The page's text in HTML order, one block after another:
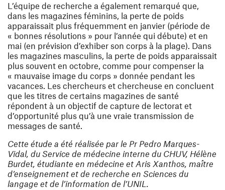
L’équipe de recherche a également remarqué que,
dans les magazines féminins, la perte de poids
apparaissait plus fréquemment en janvier (période de
« bonnes résolutions » pour l’année qui débute) et en
mai (en prévision d’exhiber son corps à la plage). Dans
les magazines masculins, la perte de poids apparaissait
plus souvent en octobre, comme pour compenser la
« mauvaise image du corps » donnée pendant les
vacances. Les chercheurs et chercheuse en concluent
que les titres de certains magazines de santé
répondent à un objectif de capture de lectorat et
d’opportunité plus qu’à une vraie transmission de
messages de santé.
Cette étude a été réalisée par le Pr Pedro Marques-
Vidal, du Service de médecine interne du CHUV, Hélène
Burdet, étudiante en médecine et Aris Xanthos, maître
d’enseignement et de recherche en Sciences du
langage et de l’information de l’UNIL.